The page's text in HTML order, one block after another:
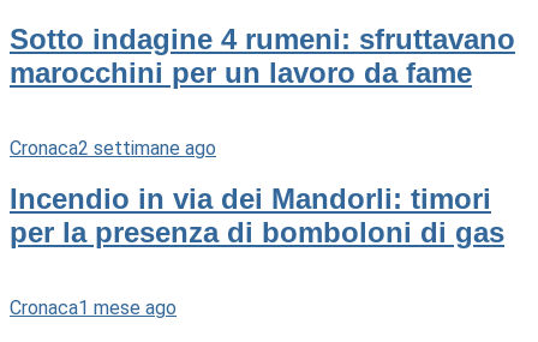
Sotto indagine 4 rumeni: sfruttavano
marocchini per un lavoro da fame
Cronaca2 settimane ago
Incendio in via dei Mandorli: timori
per la presenza di bomboloni di gas
Cronaca1 mese ago